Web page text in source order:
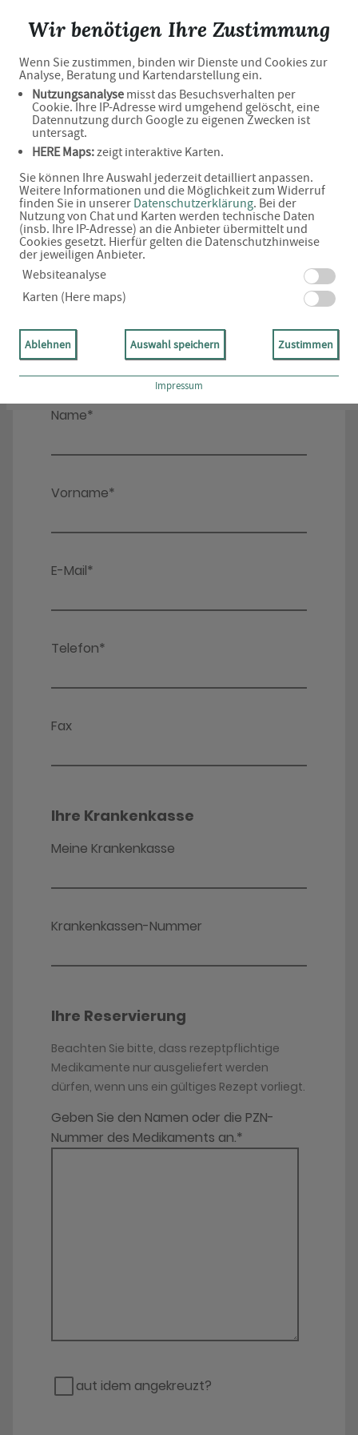
Wir benötigen Ihre Zustimmung
Wenn Sie zustimmen, binden wir Dienste und Cookies zur
Analyse, Beratung und Kartendarstellung ein.
Nutzungsanalyse misst das Besuchsverhalten per
Cookie. Ihre IP-Adresse wird umgehend gelöscht, eine
Datennutzung durch Google zu eigenen Zwecken ist
untersagt.
HERE Maps:zeigt interaktive Karten.
Sie können Ihre Auswahl jederzeit detailliert anpassen.
Weitere Informationen und die Möglichkeit zum Widerruf
finden Sie in unserer Datenschutzerklärung. Bei der
Nutzung von Chat und Karten werden technische Daten
(insb. Ihre IP-Adresse) an die Anbieter übermittelt und
Cookies gesetzt. Hierfür gelten die Datenschutzhinweise
der jeweiligen Anbieter.
Websiteanalyse
Karten (Here maps)
Ablehnen Auswahl speichern Zustimmen
Impressum
Flora-Apotheke
Unverbindliche
Arzneimittel-Reservierung
Flora-Apotheke
Bahnhofstr. 3A, 01774 Klingenberg
Eine Bearbeitung und Abholung der unverbindlichen
Arzneimittel-Reservierung ist nur während der
Öffnungszeiten möglich.